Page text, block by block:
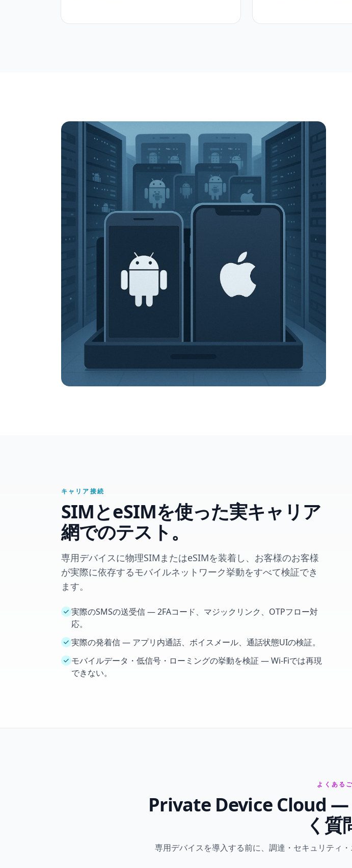
キャリア接続
SIMとeSIMを使った実キャリア
網でのテスト。
専用デバイスに物理SIMまたはeSIMを装着し、お客様のお客様
が実際に依存するモバイルネットワーク挙動をすべて検証でき
ます。
実際のSMSの送受信 — 2FAコード、マジックリンク、OTPフロー対
応。
実際の発着信 — アプリ内通話、ボイスメール、通話状態UIの検証。
モバイルデータ・低信号・ローミングの挙動を検証 — Wi-Fiでは再現
できない。
よくある
Private Device Cloud —
く質
専用デバイスを導入する前に、調達・セキュリティ